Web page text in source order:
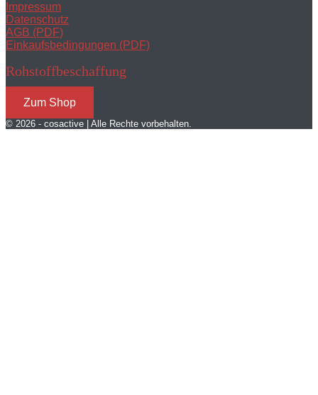
Impressum
Datenschutz
AGB (PDF)
Einkaufsbedingungen (PDF)
Rohstoffbeschaffung
Zum Shop
© 2026 - cosactive | Alle Rechte vorbehalten.